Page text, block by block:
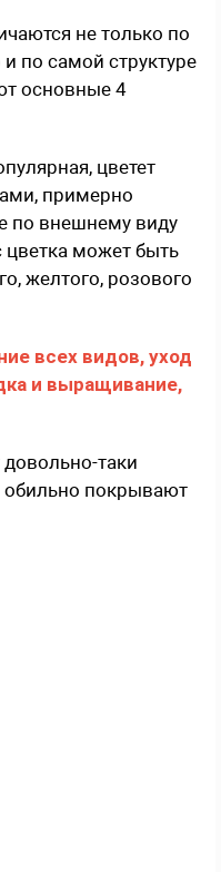
не только по
по самой структуре
основные 4
цветет
примерно
по внешнему виду
может быть
желтого, розового
таки
покрывают